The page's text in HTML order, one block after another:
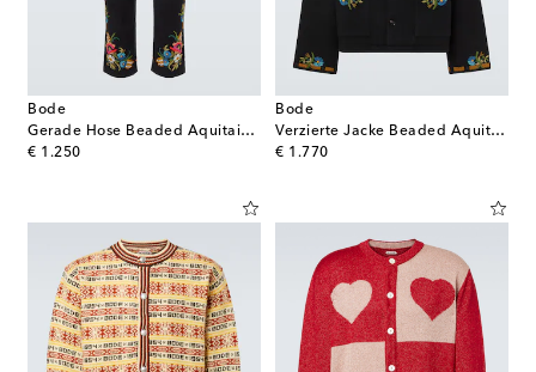
Bode
Gerade Hose Beaded Aquitaine aus Wolle
€ 1.250
original price
Bode
Verzierte Jacke Beaded Aquitaine aus Wolle
€ 1.770
original price